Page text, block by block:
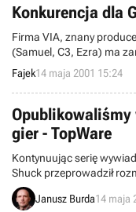
Konkurencja dla
Firma VIA, znany
(Samuel, C3, Ezra) ma
graficznych.
Fajek14 maja 2001 15:24
gier - TopWare
Kontynuując serię
Shuck przeprowadził
krakowskiego oddziału
najnowsza produkcja
Janusz Burda14 maja